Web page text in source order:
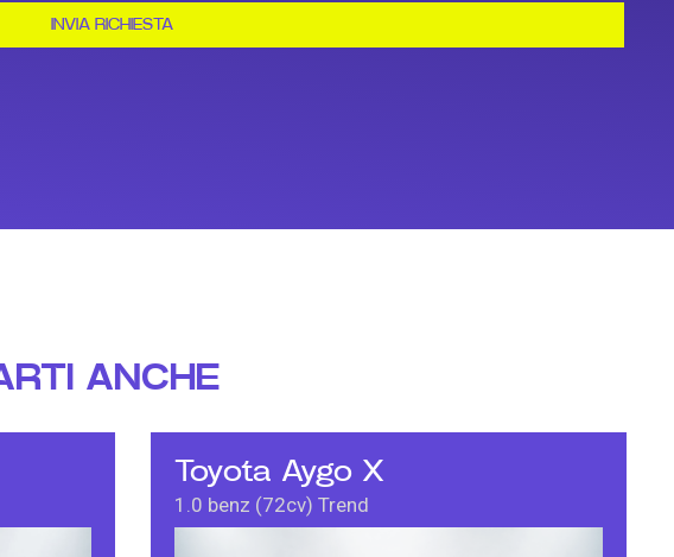
INVIA RICHIESTA
ANCHE
Toyota Aygo X
1.0 benz (72cv) Trend